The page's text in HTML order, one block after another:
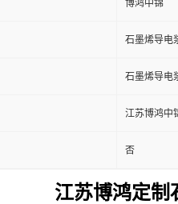
博鸿中锦
石墨烯导电
石墨烯导电
江苏博鸿中
否
江苏博鸿定制